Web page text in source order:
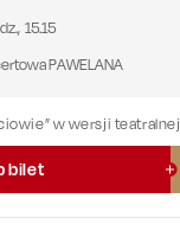
, 15.15
PAWELANA
w wersji teatralnej
bilet